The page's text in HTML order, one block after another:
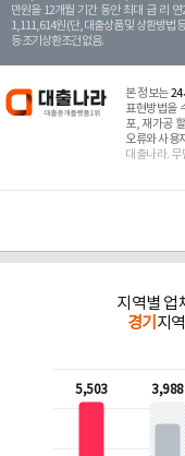
만원을 12개월 기간 동안 최대 금 리
1,111,614원 (단, 대출상품 및 상환방법
등 조기상환조건 없음.
본 정보는24
표현방법을
포, 재가공
오류와 사용
대출나라.
지역별 업
경기 지
5,503 3,988